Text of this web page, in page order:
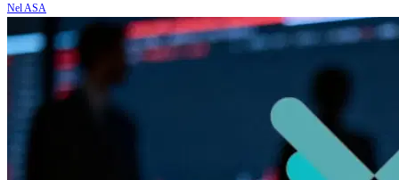
Nel ASA